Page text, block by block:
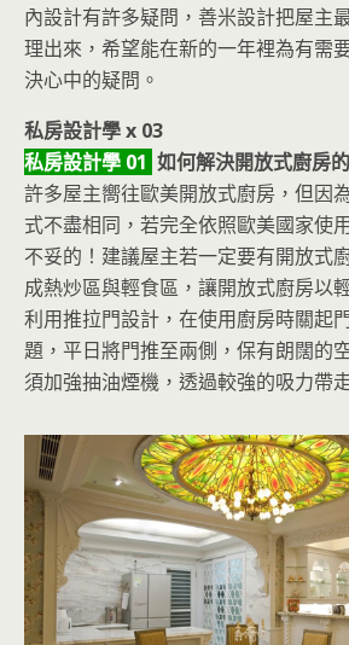
內設計有許多疑問，善米設計把屋主
理出來，希望能在新的一年裡為有需
決心中的疑問。
私房設計學 x 03
私房設計學 01 如何解決開放式廚房
許多屋主嚮往歐美開放式廚房，但因
式不盡相同，若完全依照歐美國家使
不妥的！建議屋主若一定要有開放式
成熱炒區與輕食區，讓開放式廚房以
利用推拉門設計，在使用廚房時關起
題，平日將門推至兩側，保有朗闊的
須加強抽油煙機，透過較強的吸力帶